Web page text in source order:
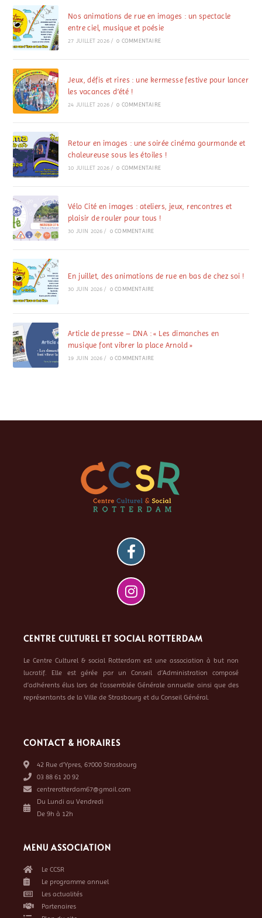
Nos animations de rue en images : un spectacle
entre ciel, musique et poésie
27 JUILLET 2026 / 0 COMMENTAIRE
Jeux, défis et rires : une kermesse festive pour lancer
les vacances d’été !
24 JUILLET 2026 / 0 COMMENTAIRE
Retour en images : une soirée cinéma gourmande et
chaleureuse sous les étoiles !
10 JUILLET 2026 / 0 COMMENTAIRE
Vélo Cité en images : ateliers, jeux, rencontres et
plaisir de rouler pour tous !
30 JUIN 2026 / 0 COMMENTAIRE
En juillet, des animations de rue en bas de chez soi !
30 JUIN 2026 / 0 COMMENTAIRE
Article de presse – DNA : « Les dimanches en
musique font vibrer la place Arnold »
19 JUIN 2026 / 0 COMMENTAIRE
CENTRE CULTUREL ET SOCIAL ROTTERDAM
Le Centre Culturel & social Rotterdam est une association à but non
lucratif. Elle est gérée par un Conseil d’Administration composé
d’adhérents élus lors de l’assemblée Générale annuelle ainsi que des
représentants de la Ville de Strasbourg et du Conseil Général.
CONTACT & HORAIRES
42 Rue d’Ypres, 67000 Strasbourg
03 88 61 20 92
centrerotterdam67@gmail.com
Du Lundi au Vendredi
De 9h à 12h
MENU ASSOCIATION
Le CCSR
Le programme annuel
Les actualités
Partenaires